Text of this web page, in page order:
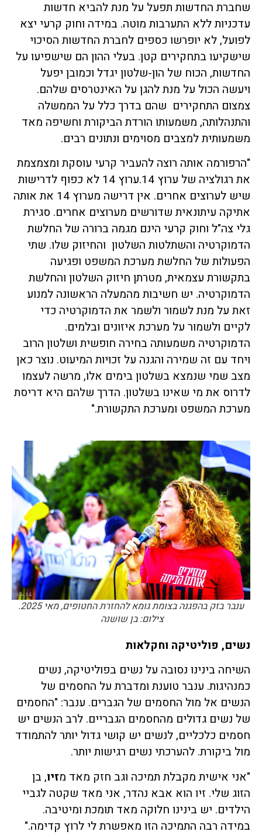
שחברת החדשות תפעל על מנת להביא חדשות
עדכניות ללא התערבות מוטה. במידה וחוק קרעי יצא
לפועל, לא יופרשו כספים לחברת החדשות הסיכוי
שישקיעו בתחקירים קטן. בעלי ההון הם שישפיעו על
החדשות, הכוח של הון-שלטון יגדל וכמובן יפעל
ויעשה הכול על מנת להגן על האינטרסים שלהם.
צמצום התחקירים שהם בדרך כלל על הממשלה
והתנהלותה, משמעותו הורדת הביקורת וחשיפה מאד
משמעותית למצבים מסוימים ונתונים רבים.
"הרפורמה אותה רוצה להעביר קרעי עוסקת ומצמצמת
את רגולציה של ערוץ 14.ערוץ 14 לא כפוף לדרישות
שיש לערוצים אחרים. אין דרישה מערוץ 14 את אותה
אתיקה עיתונאית שדורשים מערוצים אחרים. סגירת
גלי צה"ל וחוק קרעי הינם מגמה ברורה של החלשת
הדמוקרטיה והשתלטות השלטון והחיזוק שלו. שתי
הפעולות של החלשת מערכת המשפט ופגיעה
בתקשורת עצמאית, מטרתן חיזוק השלטון והחלשת
הדמוקרטיה. יש חשיבות מהמעלה הראשונה למנוע
זאת על מנת לשמור ולשמר את הדמוקרטיה כדי
לקיים ולשמור על מערכת איזונים ובלמים.
הדמוקרטיה משמעותה בחירה חופשית ושלטון הרוב
ויחד עם זה שמירה והגנה על זכויות המיעוט. נוצר כאן
מצב שמי שנמצא בשלטון בימים אלו, מרשה לעצמו
לדרוס את מי שאינו בשלטון. הדרך שלהם היא דריסת
מערכת המשפט ומערכת התקשורת."
ענבר בזק בהפגנה בצומת גומא להחזרת החטופים, מאי 2025.
צילום: בן שושנה
נשים, פוליטיקה וחקלאות
השיחה בינינו נסובה על נשים בפוליטיקה, נשים
כמנהיגות. ענבר טוענת ומדברת על החסמים של
הנשים אל מול החסמים של הגברים. ענבר: "החסמים
של נשים גדולים מהחסמים הגבריים. לרב הנשים יש
חסמים כלכליים, לנשים יש קושי גדול יותר להתמודד
מול ביקורת. להערכתי נשים רגישות יותר.
"אני אישית מקבלת תמיכה וגב חזק מאד מזיו, בן
הזוג שלי. זיו הוא אבא נהדר, אני מאד שקטה לגביי
הילדים. יש בינינו חלוקה מאד תומכת ומיטיבה.
במידה רבה התמיכה הזו מאפשרת לי לרוץ קדימה."